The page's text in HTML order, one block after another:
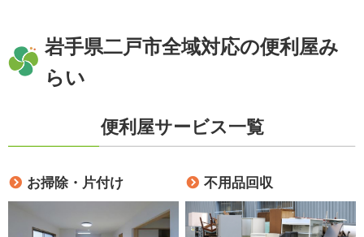
岩手県二戸市全域対応の便利屋み
らい
便利屋サービス一覧
お掃除・片付け 不用品回収